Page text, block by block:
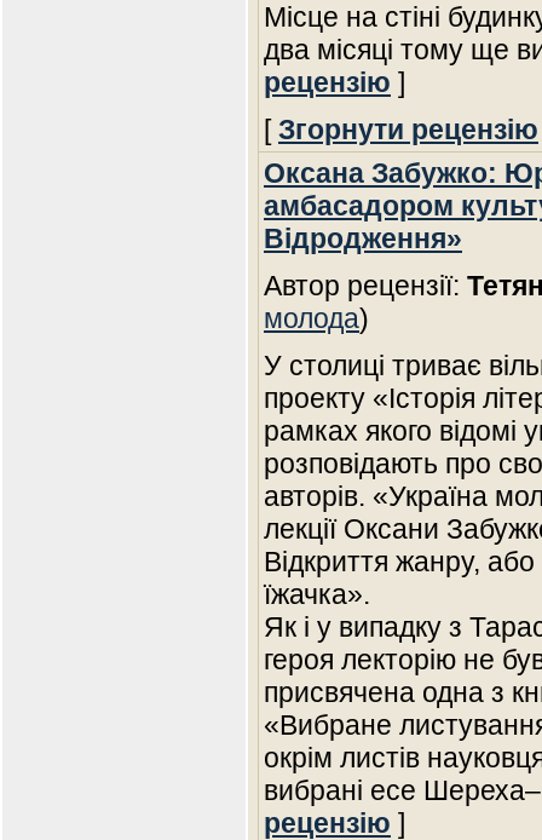
Місце на стіні
два місяці тому ще
рецензію ]
[Згорнути рецензію
Оксана Забужко:
амбасадором
Відродження»
Автор рецензії:
молода)
У столиці триває
проекту «Історія
рамках якого відомі
розповідають про
авторів. «Україна
лекції Оксани
Відкриття жанру,
їжачка».
Як і у випадку з
героя лекторію не
присвячена одна з
«Вибране
окрім листів
вибрані есе
рецензію ]